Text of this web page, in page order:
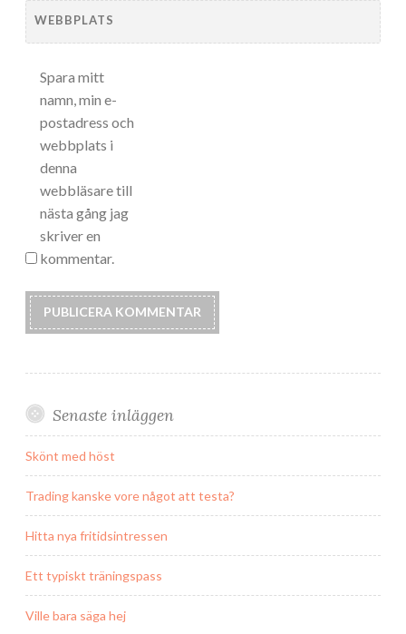
WEBBPLATS
Spara mitt
namn, min e-
postadress och
webbplats i
denna
webbläsare till
nästa gång jag
skriver en
kommentar.
Senaste inläggen
Skönt med höst
Trading kanske vore något att testa?
Hitta nya fritidsintressen
Ett typiskt träningspass
Ville bara säga hej